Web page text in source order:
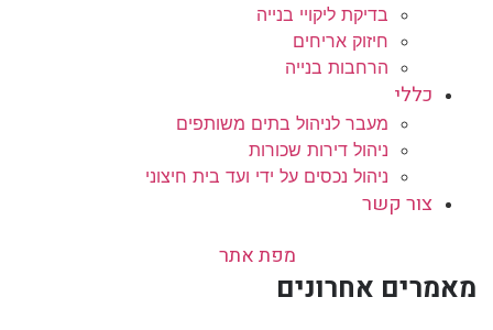
בדיקת ליקויי בנייה
חיזוק אריחים
הרחבות בנייה
כללי
מעבר לניהול בתים משותפים
ניהול דירות שכורות
ניהול נכסים על ידי ועד בית חיצוני
צור קשר
מפת אתר
מאמרים אחרונים